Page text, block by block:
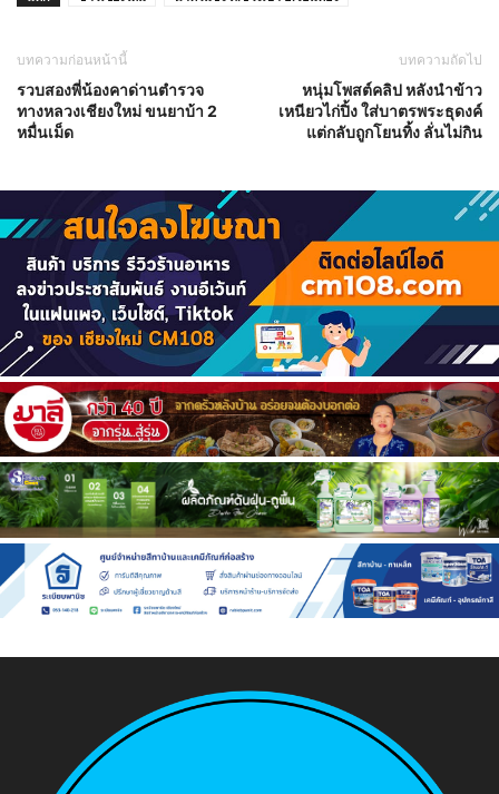
บทความก่อนหน้านี้
รวบสองพี่น้องคาด่านตำรวจ
ทางหลวงเชียงใหม่ ขนยาบ้า 2
หมื่นเม็ด
บทความถัดไป
หนุ่มโพสต์คลิป หลังนำข้าว
เหนียวไก่ปิ้ง ใส่บาตรพระธุดงค์
แต่กลับถูกโยนทิ้ง ลั่นไม่กิน